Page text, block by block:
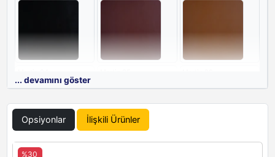
Martin 10
... devamını göster
Opsiyonlar İlişkili Ürünler
%30